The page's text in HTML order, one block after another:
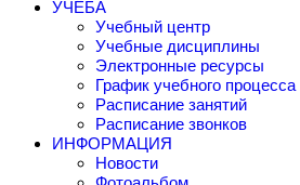
УЧЁБА
Учебный центр
Учебные дисциплины
Электронные ресурсы
График учебного процесса
Расписание занятий
Расписание звонков
ИНФОРМАЦИЯ
Новости